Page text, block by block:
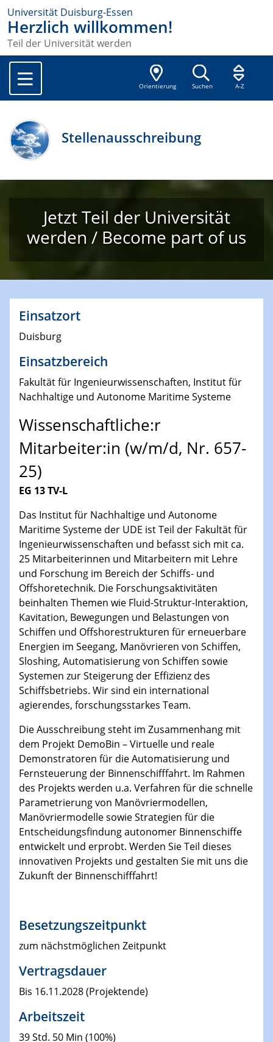
Universität Duisburg-Essen
Herzlich willkommen!
Teil der Universität werden
Orientierung Suchen A-Z
Stellenausschreibung
Jetzt Teil der Universität
werden / Become part of us
Einsatzort
Duisburg
Einsatzbereich
Fakultät für Ingenieurwissenschaften, Institut für
Nachhaltige und Autonome Maritime Systeme
Wissenschaftliche:r
Mitarbeiter:in (w/m/d, Nr. 657-
25)
EG 13 TV-L
Das Institut für Nachhaltige und Autonome
Maritime Systeme der UDE ist Teil der Fakultät für
Ingenieurwissenschaften und befasst sich mit ca.
25 Mitarbeiterinnen und Mitarbeitern mit Lehre
und Forschung im Bereich der Schiffs- und
Offshoretechnik. Die Forschungsaktivitäten
beinhalten Themen wie Fluid-Struktur-Interaktion,
Kavitation, Bewegungen und Belastungen von
Schiffen und Offshorestrukturen für erneuerbare
Energien im Seegang, Manövrieren von Schiffen,
Sloshing, Automatisierung von Schiffen sowie
Systemen zur Steigerung der Effizienz des
Schiffsbetriebs. Wir sind ein international
agierendes, forschungsstarkes Team.
Die Ausschreibung steht im Zusammenhang mit
dem Projekt DemoBin – Virtuelle und reale
Demonstratoren für die Automatisierung und
Fernsteuerung der Binnenschifffahrt. Im Rahmen
des Projekts werden u.a. Verfahren für die schnelle
Parametrierung von Manövriermodellen,
Manövriermodelle sowie Strategien für die
Entscheidungsfindung autonomer Binnenschiffe
entwickelt und erprobt. Werden Sie Teil dieses
innovativen Projekts und gestalten Sie mit uns die
Zukunft der Binnenschifffahrt!
Besetzungszeitpunkt
zum nächstmöglichen Zeitpunkt
Vertragsdauer
Bis 16.11.2028 (Projektende)
Arbeitszeit
39 Std. 50 Min (100%)